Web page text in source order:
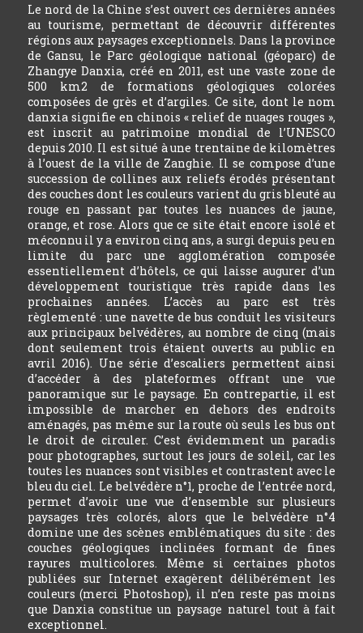
Le nord de la Chine s’est ouvert ces dernières années
au tourisme, permettant de découvrir différentes
régions aux paysages exceptionnels. Dans la province
de Gansu, le Parc géologique national (géoparc) de
Zhangye Danxia, créé en 2011, est une vaste zone de
500 km2 de formations géologiques colorées
composées de grès et d’argiles. Ce site, dont le nom
danxia signifie en chinois « relief de nuages rouges »,
est inscrit au patrimoine mondial de l’UNESCO
depuis 2010. Il est situé à une trentaine de kilomètres
à l’ouest de la ville de Zanghie. Il se compose d’une
succession de collines aux reliefs érodés présentant
des couches dont les couleurs varient du gris bleuté au
rouge en passant par toutes les nuances de jaune,
orange, et rose. Alors que ce site était encore isolé et
méconnu il y a environ cinq ans, a surgi depuis peu en
limite du parc une agglomération composée
essentiellement d’hôtels, ce qui laisse augurer d’un
développement touristique très rapide dans les
prochaines années. L’accès au parc est très
règlementé : une navette de bus conduit les visiteurs
aux principaux belvédères, au nombre de cinq (mais
dont seulement trois étaient ouverts au public en
avril 2016). Une série d’escaliers permettent ainsi
d’accéder à des plateformes offrant une vue
panoramique sur le paysage. En contrepartie, il est
impossible de marcher en dehors des endroits
aménagés, pas même sur la route où seuls les bus ont
le droit de circuler. C’est évidemment un paradis
pour photographes, surtout les jours de soleil, car les
toutes les nuances sont visibles et contrastent avec le
bleu du ciel. Le belvédère n°1, proche de l’entrée nord,
permet d’avoir une vue d’ensemble sur plusieurs
paysages très colorés, alors que le belvédère n°4
domine une des scènes emblématiques du site : des
couches géologiques inclinées formant de fines
rayures multicolores. Même si certaines photos
publiées sur Internet exagèrent délibérément les
couleurs (merci Photoshop), il n’en reste pas moins
que Danxia constitue un paysage naturel tout à fait
exceptionnel.